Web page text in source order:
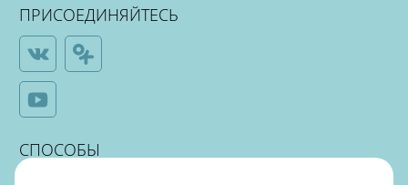
ПРИСОЕДИНЯЙТЕСЬ
СПОСОБЫ
ОПЛАТЫ